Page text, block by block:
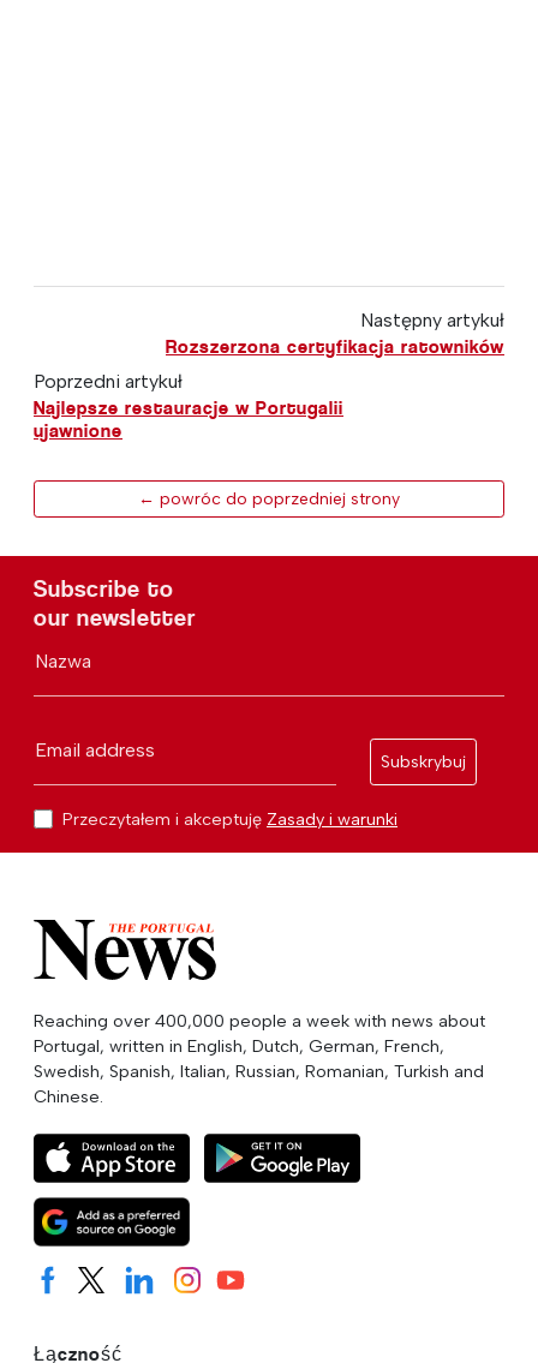
Następny artykuł
Rozszerzona certyfikacja ratowników
Poprzedni artykuł
Najlepsze restauracje w Portugalii
ujawnione
← powróc do poprzedniej strony
Subscribe to
our newsletter
Nazwa
Email address
Subskrybuj
Przeczytałem i akceptuję Zasady i warunki
Reaching over 400,000 people a week with news about
Portugal, written in English, Dutch, German, French,
Swedish, Spanish, Italian, Russian, Romanian, Turkish and
Chinese.
Łączność